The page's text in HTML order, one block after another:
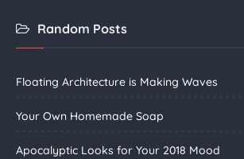
Random Posts
Floating Architecture is Making Waves
Your Own Homemade Soap
Apocalyptic Looks for Your 2018 Mood